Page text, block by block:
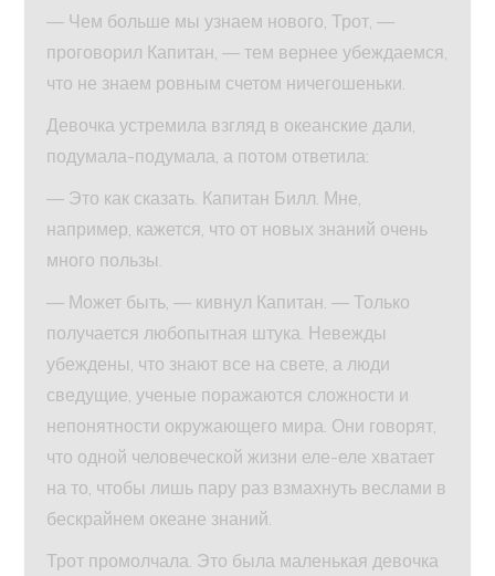
— Чем больше мы узнаем нового, Трот, —
проговорил Капитан, — тем вернее убеждаемся,
что не знаем ровным счетом ничегошеньки.
Девочка устремила взгляд в океанские дали,
подумала-подумала, а потом ответила:
— Это как сказать. Капитан Билл. Мне,
например, кажется, что от новых знаний очень
много пользы.
— Может быть, — кивнул Капитан. — Только
получается любопытная штука. Невежды
убеждены, что знают все на свете, а люди
сведущие, ученые поражаются сложности и
непонятности окружающего мира. Они говорят,
что одной человеческой жизни еле-еле хватает
на то, чтобы лишь пару раз взмахнуть веслами в
бескрайнем океане знаний.
Трот промолчала. Это была маленькая девочка